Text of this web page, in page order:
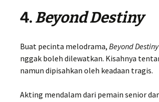
4.Beyond Destiny
Buat pecinta melodrama, Beyond Destiny
nggak boleh dilewatkan. Kisahnya
namun dipisahkan oleh keadaan tragis.
Akting mendalam dari pemain senior